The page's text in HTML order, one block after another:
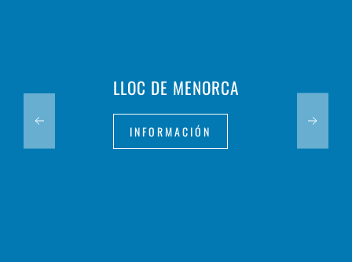
LLOC DE MENORCA
INFORMACIÓN